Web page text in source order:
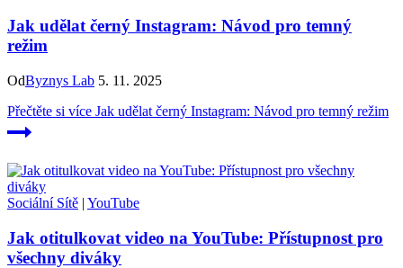
Jak udělat černý Instagram: Návod pro temný
režim
OdByznys Lab 5. 11. 2025
Přečtěte si více Jak udělat černý Instagram: Návod pro temný režim
Sociální Sítě | YouTube
Jak otitulkovat video na YouTube: Přístupnost pro
všechny diváky